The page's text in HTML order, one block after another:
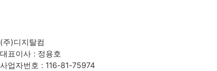
(주)디지탈컴
대표이사 : 정용호
사업자번호 : 116-81-75974